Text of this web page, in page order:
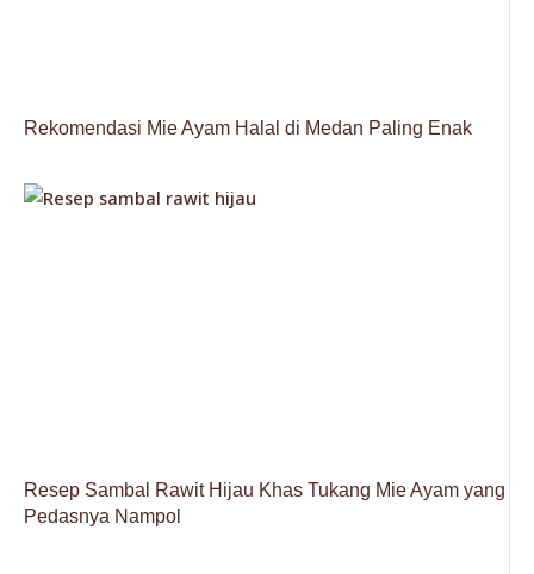
Rekomendasi Mie Ayam Halal di Medan Paling Enak
Resep Sambal Rawit Hijau Khas Tukang Mie Ayam yang
Pedasnya Nampol